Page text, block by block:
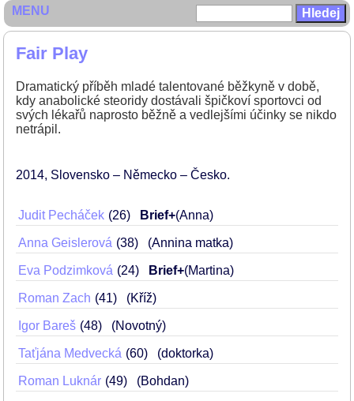
Fair Play
Dramatický příběh mladé talentované běžkyně v době,
kdy anabolické steoridy dostávali špičkoví sportovci od
svých lékařů naprosto běžně a vedlejšími účinky se nikdo
netrápil.
2014 Slovensko – Německo – Česko
Judit Pecháček 26 Brief+(Anna)
Anna Geislerová 38 (Annina matka)
Eva Podzimková 24 Brief+(Martina)
Roman Zach 41 (Kříž)
Igor Bareš 48 (Novotný)
Taťjána Medvecká 60 (doktorka)
Roman Luknár 49 (Bohdan)
MENU